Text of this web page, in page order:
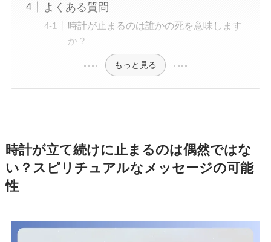
よくある質問
時計が止まるのは誰かの死を意味します
か？
もっと見る
時計が立て続けに止まるのは偶然ではな
い？スピリチュアルなメッセージの可能
性